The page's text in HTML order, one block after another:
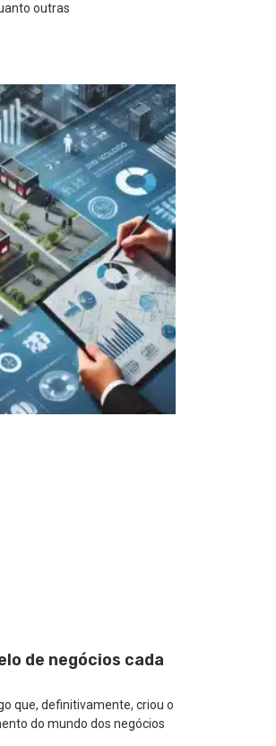
outras
de negócios cada
que, definitivamente, criou o
do mundo dos negócios